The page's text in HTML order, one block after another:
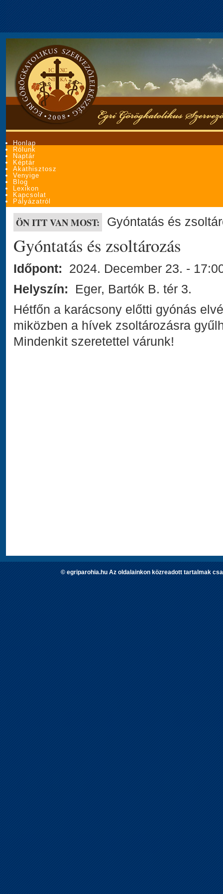
Honlap
Rólunk
Naptár
Képtár
Akathisztosz
Venyige
Blog
Lexikon
Kapcsolat
Pályázatról
ÖN ITT VAN MOST: Gyóntatás és
Gyóntatás és zsoltározás
Időpont: 2024. December 23. -
Helyszín:
Eger, Bartók B. tér 3.
Hétfőn a karácsony előtti gyónás
miközben a hívek zsoltározásra
Mindenkit szeretettel várunk!
© egriparohia.hu Az oldalainkon közreadott tartalmak